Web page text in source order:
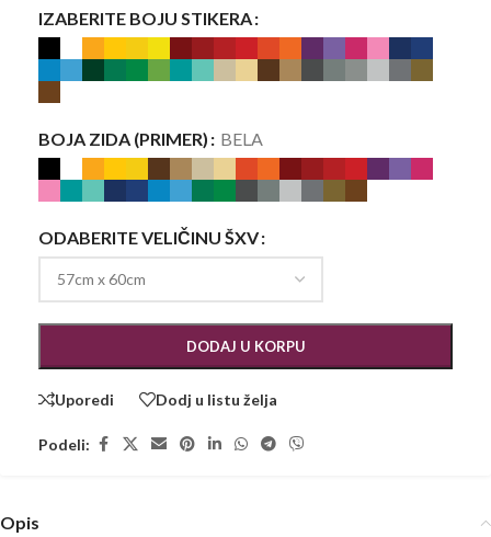
IZABERITE BOJU STIKERA
BOJA ZIDA (PRIMER) BELA
ODABERITE VELIČINU ŠXV
DODAJ U KORPU
Uporedi Dodj u listu želja
Podeli:
Opis